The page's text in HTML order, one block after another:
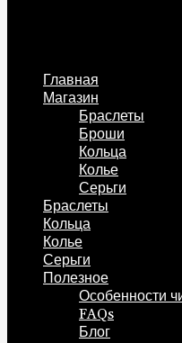
Главная
Магазин
Браслеты
Броши
Кольца
Колье
Серьги
Браслеты
Кольца
Колье
Серьги
Полезное
Особенности
FAQs
Блог